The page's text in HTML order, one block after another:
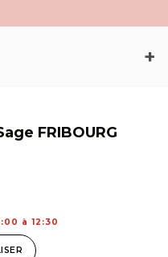
FRIBOURG
à 12:30